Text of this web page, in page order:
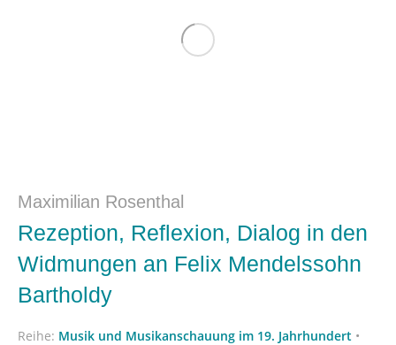
Maximilian Rosenthal
Rezeption, Reflexion, Dialog in den
Widmungen an Felix Mendelssohn
Bartholdy
Reihe: Musik und Musikanschauung im 19. Jahrhundert •